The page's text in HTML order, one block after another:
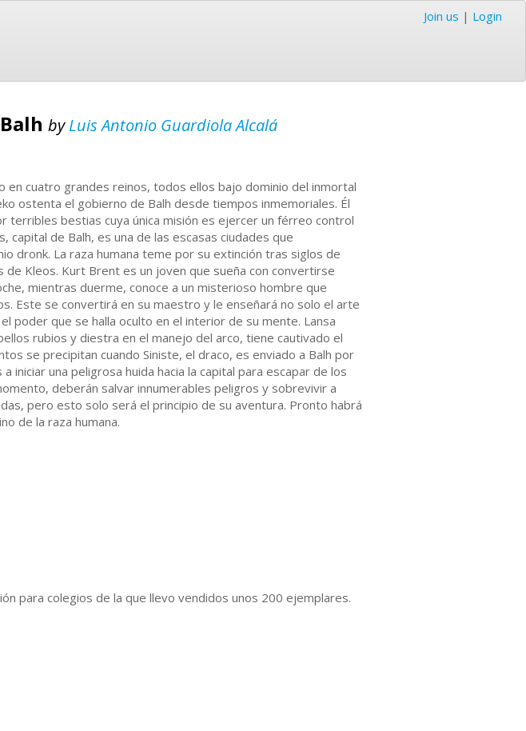
Join us | Login
byLuis Antonio Guardiola Alcalá
en cuatro grandes reinos, todos ellos bajo dominio del inmortal
ostenta el gobierno de Balh desde tiempos inmemoriales. Él
terribles bestias cuya única misión es ejercer un férreo control
capital de Balh, es una de las escasas ciudades que
dronk. La raza humana teme por su extinción tras siglos de
Kleos. Kurt Brent es un joven que sueña con convertirse
mientras duerme, conoce a un misterioso hombre que
Este se convertirá en su maestro y le enseñará no solo el arte
poder que se halla oculto en el interior de su mente. Lansa
rubios y diestra en el manejo del arco, tiene cautivado el
se precipitan cuando Siniste, el draco, es enviado a Balh por
iniciar una peligrosa huida hacia la capital para escapar de los
deberán salvar innumerables peligros y sobrevivir a
pero esto solo será el principio de su aventura. Pronto habrá
de la raza humana.
para colegios de la que llevo vendidos unos 200 ejemplares.